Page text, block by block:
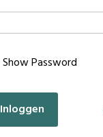
Show Password
Inloggen